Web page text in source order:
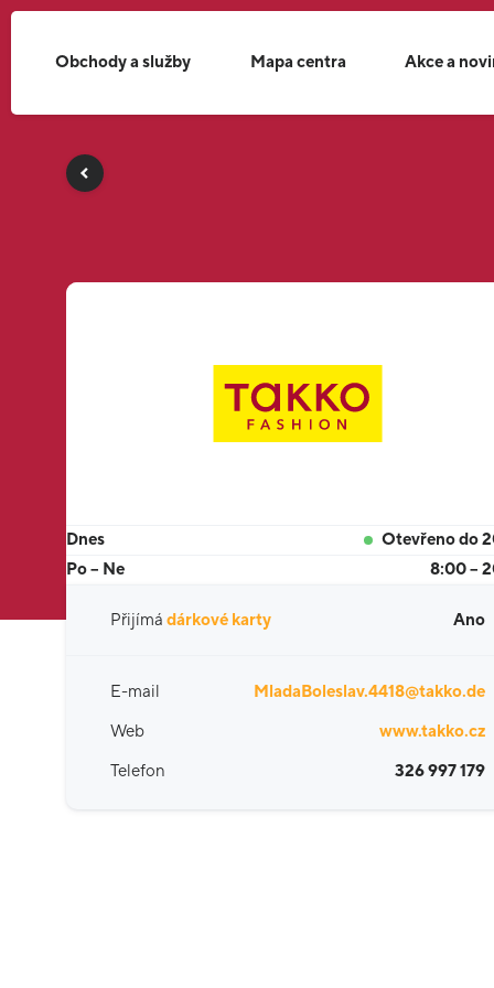
Obchody a služby Mapa centra Akce a
Dnes
Otevřeno do
Po – Ne
8:00 –
Přijímá dárkové karty Ano
E-mail
MladaBoleslav.4418@takko.de
Web
www.takko.cz
Telefon
326 997 179